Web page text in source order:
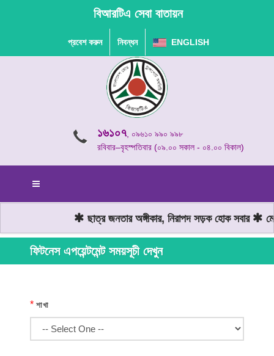
বিআরটিএ সেবা বাতায়ন
প্রবেশ করুন নিবন্ধন ENGLISH
১৬১০৭, ০৯৬১০ ৯৯০ ৯৯৮
রবিবার–বৃহস্পতিবার (০৯.০০ সকাল - ০৪.০০ বিকাল)
ছাত্র জনতার অঙ্গীকার, নিরাপদ সড়ক হোক সবার
ফিটনেস এপয়েন্টমেন্ট সময়সূচী দেখুন
* শাখা